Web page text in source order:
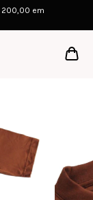
200,00 em